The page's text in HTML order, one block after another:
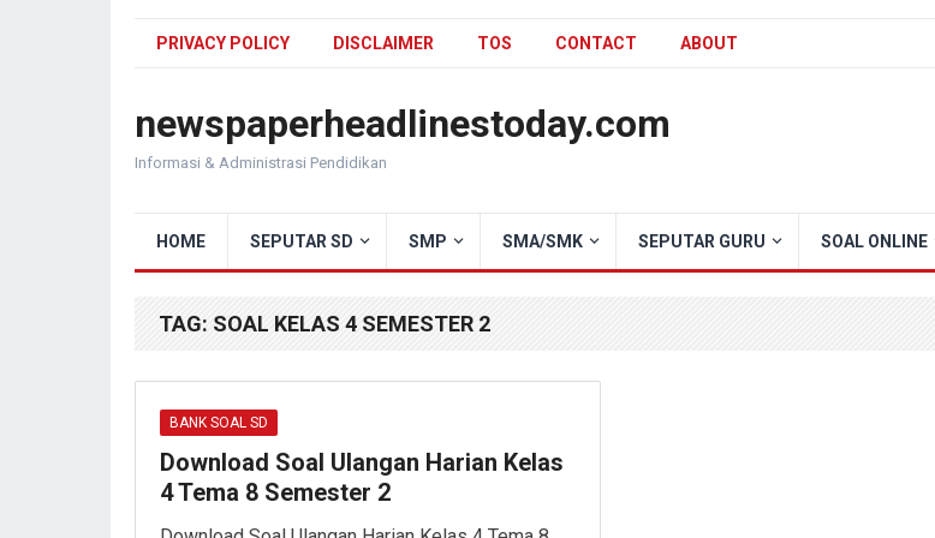
PRIVACY POLICY DISCLAIMER TOS CONTACT ABOUT
newspaperheadlinestoday.com
Informasi & Administrasi Pendidikan
HOME SEPUTAR SD SMP SMA/SMK SEPUTAR GURU SOAL ONLINE
TAG: SOAL KELAS 4 SEMESTER 2
BANK SOAL SD
Download Soal Ulangan Harian Kelas
4 Tema 8 Semester 2